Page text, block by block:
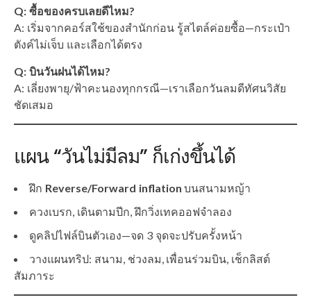
Q: ซื้อของครบเลยดีไหม?
A: เริ่มจากคอร์สใช้ของสำนักก่อน รู้สไตล์ค่อยซื้อ—กระเป๋า
ตังค์ไม่เจ็บ และเลือกได้ตรง
Q: บินวันฝนได้ไหม?
A: เลี่ยงพายุ/ฟ้าคะนองทุกกรณี—เราเลือกวันลมดีทัศนวิสัย
ชัดเสมอ
แผน “วันไม่มีลม” ก็เก่งขึ้นได้
ฝึก Reverse/Forward inflation บนสนามหญ้า
ควงเบรก, เดินตามปีก, ฝึกวิ่งเทคออฟจำลอง
ดูคลิปไฟล์บินตัวเอง—จด 3 จุดจะปรับครั้งหน้า
วางแผนทริป: สนาม, ช่วงลม, เพื่อนร่วมบิน, เช็กลิสต์
สัมภาระ